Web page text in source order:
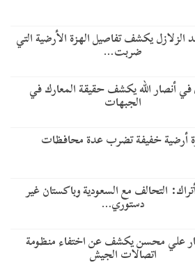
الزلازل يكشف تفاصيل الهزة الأرضية التي
ضربت…
في أنصار الله يكشف حقيقة المعارك في
الجبهات
أرضية خفيفة تضرب عدة محافظات
التحالف مع السعودية وباكستان غير
دستوري…
علي محسن يكشف عن اختفاء منظومة
اتصالات الجيش